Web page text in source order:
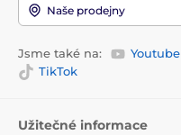
Naše prodejny
Jsme také na: Youtube
TikTok
Užitečné informace